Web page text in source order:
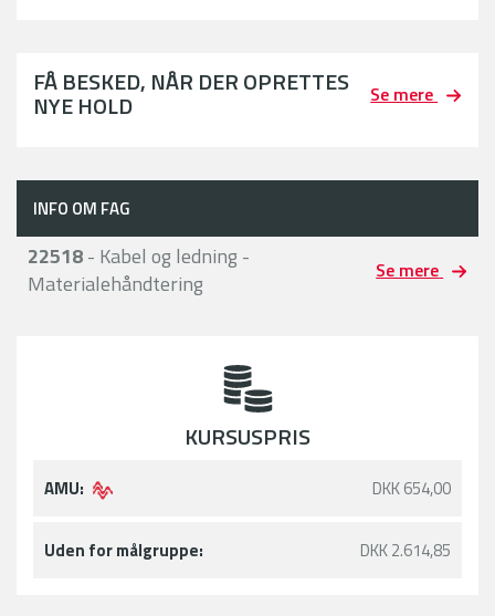
FÅ BESKED, NÅR DER OPRETTES
NYE HOLD Se mere
INFO OM FAG
22518- Kabel og ledning -
Materialehåndtering
Se mere
KURSUSPRIS
AMU: DKK 654,00
Uden for målgruppe: DKK 2.614,85